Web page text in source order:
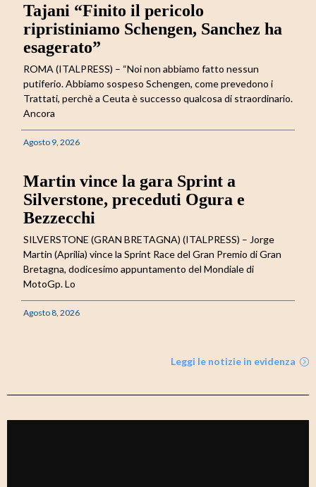
Tajani “Finito il pericolo
ripristiniamo Schengen, Sanchez ha
esagerato”
ROMA (ITALPRESS) – “Noi non abbiamo fatto nessun
putiferio. Abbiamo sospeso Schengen, come prevedono i
Trattati, perchè a Ceuta è successo qualcosa di straordinario.
Ancora
Agosto 9, 2026
Martin vince la gara Sprint a
Silverstone, preceduti Ogura e
Bezzecchi
SILVERSTONE (GRAN BRETAGNA) (ITALPRESS) – Jorge
Martin (Aprilia) vince la Sprint Race del Gran Premio di Gran
Bretagna, dodicesimo appuntamento del Mondiale di
MotoGp. Lo
Agosto 8, 2026
Leggi le notizie in evidenza